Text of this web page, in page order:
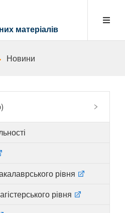
матеріалів
Новини
рівня
рівня